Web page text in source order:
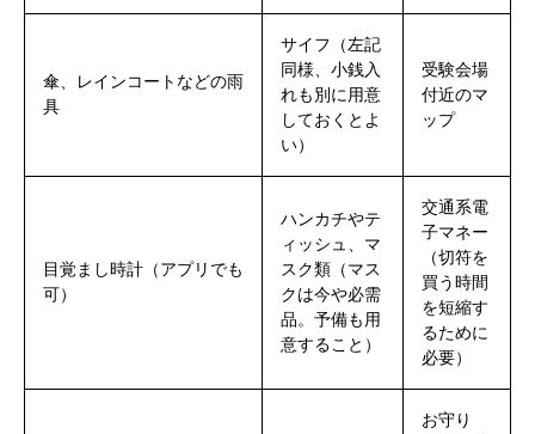
傘、レインコートなどの雨
具
サイフ（左記
同様、小銭入
れも別に用意
しておくとよ
い）
受験会場
付近のマ
ップ
目覚まし時計（アプリでも
可）
ハンカチやテ
ィッシュ、マ
スク類（マス
クは今や必需
品。予備も用
意すること）
交通系電
子マネー
（切符を
買う時間
を短縮す
るために
必要）
お守り